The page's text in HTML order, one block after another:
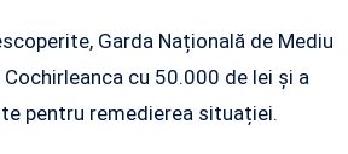
Garda Națională de Mediu
cu 50.000 de lei și a
pentru remedierea situației.